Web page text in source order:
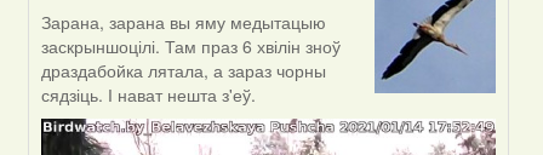
In
reply
to
by
Peregrinus
Зарана, зарана вы яму медытацыю
заскрыншоцілі. Там праз 6 хвілін зноў
драздабойка лятала, а зараз чорны
сядзіць. І нават нешта з'еў.